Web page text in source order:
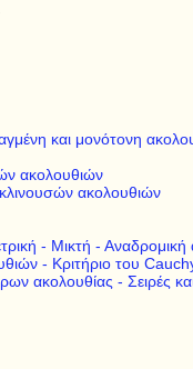
και μονότονη
ακολουθιών
ακολουθιών
- Μικτή -
- Κριτήριο του
ακολουθίας - Σειρές και